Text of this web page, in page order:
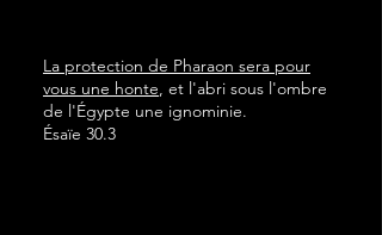
La protection de Pharaon sera pour
vous une honte, et l'abri sous l'ombre
de l'Égypte une ignominie.
Ésaïe 30.3